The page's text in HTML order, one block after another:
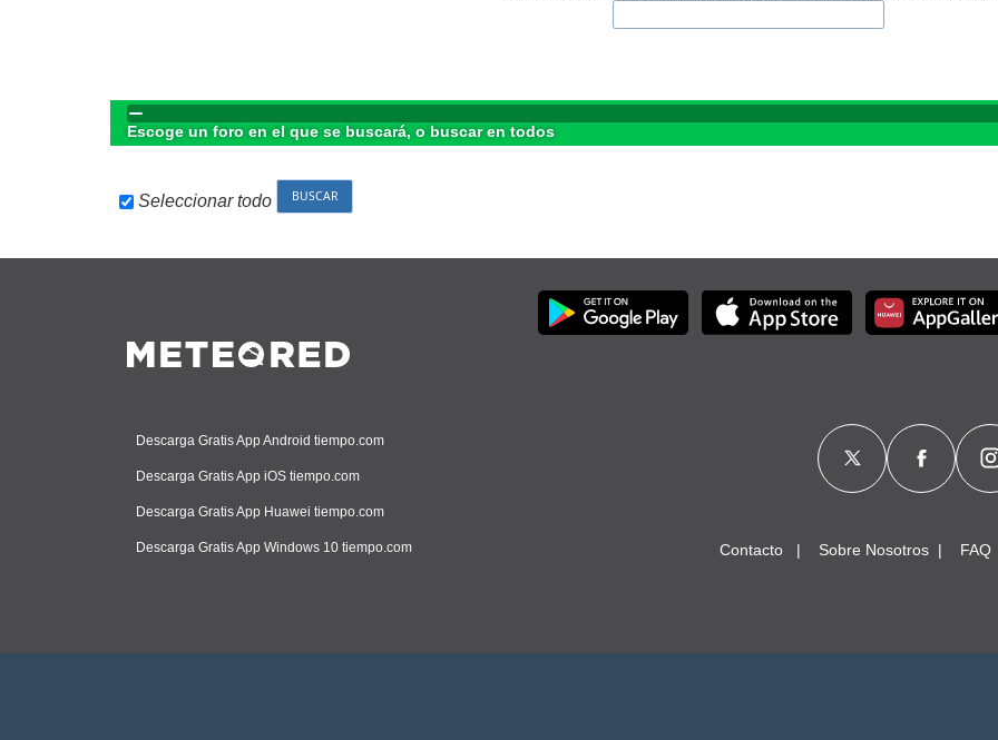
Escoge un foro en el que se buscará, o buscar en todos
Seleccionar todo
Descarga Gratis App Android tiempo.com
Descarga Gratis App iOS tiempo.com
Descarga Gratis App Huawei tiempo.com
Descarga Gratis App Windows 10 tiempo.com Contacto Sobre Nosotros FAQ